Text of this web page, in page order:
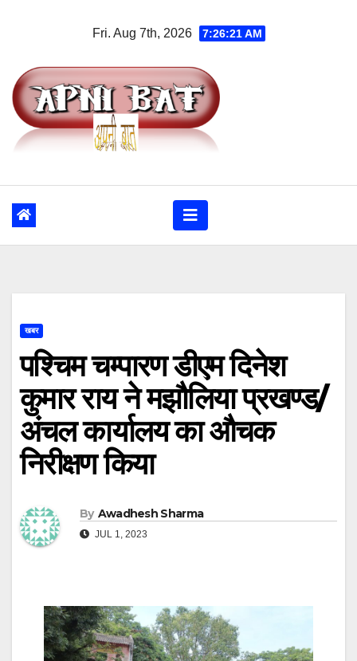
Fri. Aug 7th, 2026 7:26:22 AM
खबर
पश्चिम चम्पारण डीएम दिनेश
कुमार राय ने मझौलिया प्रखण्ड/
अंचल कार्यालय का औचक
निरीक्षण किया
By Awadhesh Sharma
JUL 1, 2023